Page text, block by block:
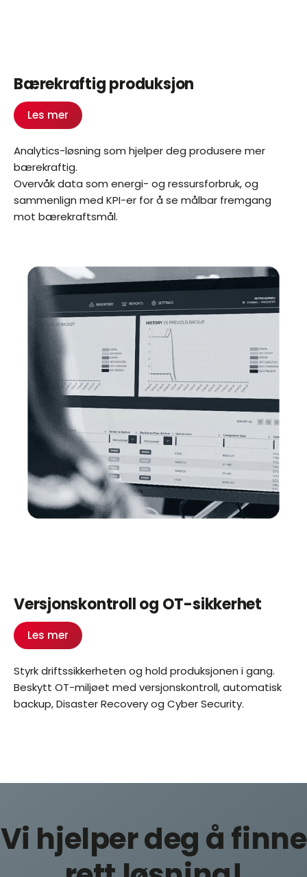
Bærekraftig produksjon
Les mer
Analytics-løsning som hjelper deg produsere mer
bærekraftig.
Overvåk data som energi- og ressursforbruk, og
sammenlign med KPI-er for å se målbar fremgang
mot bærekraftsmål.
Versjonskontroll og OT-sikkerhet
Les mer
Styrk driftssikkerheten og hold produksjonen i gang.
Beskytt OT-miljøet med versjonskontroll, automatisk
backup, Disaster Recovery og Cyber Security.
Vi hjelper deg å finne